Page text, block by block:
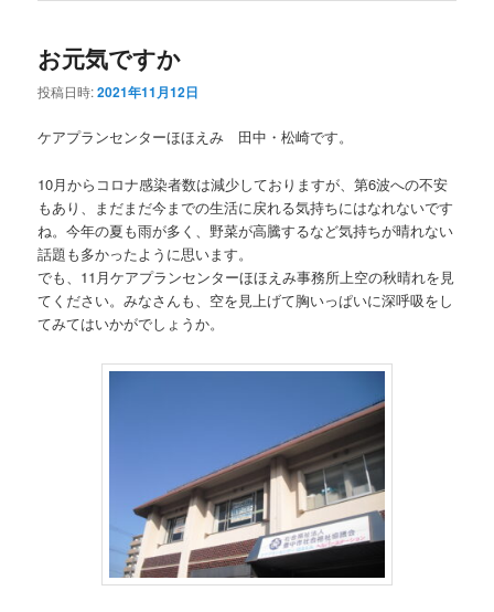
お元気ですか
投稿日時:2021年11月12日
ケアプランセンターほほえみ 田中・松崎です。
10月からコロナ感染者数は減少しておりますが、第6波への不安
もあり、まだまだ今までの生活に戻れる気持ちにはなれないです
ね。今年の夏も雨が多く、野菜が高騰するなど気持ちが晴れない
話題も多かったように思います。
でも、11月ケアプランセンターほほえみ事務所上空の秋晴れを見
てください。みなさんも、空を見上げて胸いっぱいに深呼吸をし
てみてはいかがでしょうか。